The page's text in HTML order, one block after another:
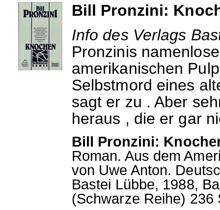
Bill Pronzini:
Info des Verlags
Pronzinis
amerikanischen
Selbstmord eines
sagt er zu . Aber
heraus , die er gar
Bill Pronzini:
Roman. Aus dem
von Uwe Anton.
Bastei Lübbe, 1988,
(Schwarze Reihe) 236